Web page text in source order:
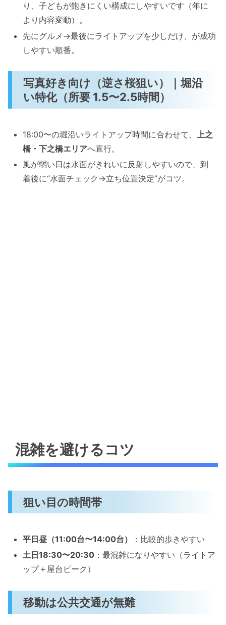
り、子どもが飽きにくい構成にしやすいです（年に
より内容変動）。
先にグルメ→最後にライトアップを少しだけ、が成功
しやすい順番。
写真好き向け（逆さ桜狙い）｜堀沿
い特化（所要 1.5〜2.5時間）
18:00〜の堀沿いライトアップ時間に合わせて、
上之
橋・下之橋エリアへ直行。
風が弱い日は水面がきれいに反射しやすいので、到
着後に“水面チェック→立ち位置決定”がコツ。
混雑を避けるコツ
狙い目の時間帯
平日昼（11:00台〜14:00台）
：比較的歩きやすい
土日18:30〜20:30 ：最混雑になりやすい（ライトア
ップ＋屋台ピーク）
移動は公共交通が無難